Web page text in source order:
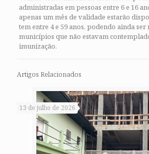
administradas em pessoas entre 6 e 16
apenas um mês de validade estarão
tem entre 4 e 59 anos, podendo ainda
municípios que não estavam
imunização.
Artigos Relacionados
13 de julho de 2026